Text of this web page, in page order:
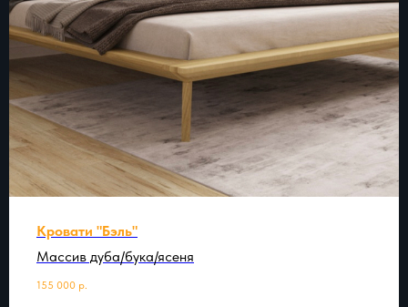
Кровати "Бэль"
Массив дуба/бука/ясеня
155 000 р.